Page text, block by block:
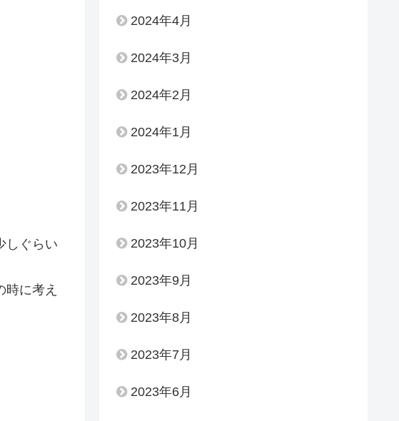
しぐらい
に考え
2024年4月
2024年3月
2024年2月
2024年1月
2023年12月
2023年11月
2023年10月
2023年9月
2023年8月
2023年7月
2023年6月